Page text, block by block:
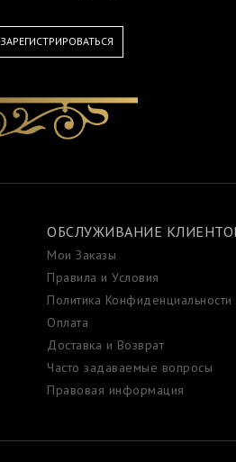
ЗАРЕГИСТРИРОВАТЬСЯ
ОБСЛУЖИВАНИЕ
Мои Заказы
Правила и Условия
Политика Конфиденциальности
Оплата
Доставка и Возврат
Часто задаваемые вопросы
Правовая информация